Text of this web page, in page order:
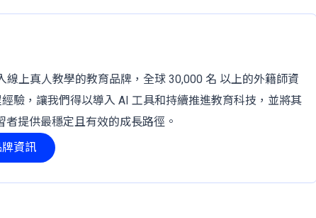
線上真人教學的教育品牌，全球 30,000 名 以上的外籍師資
驗，讓我們得以導入 AI 工具和持續推進教育科技，並將其
提供最穩定且有效的成長路徑。
牌資訊